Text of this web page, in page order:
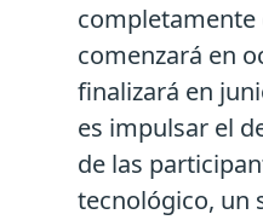
comenzará en
finalizará en
es impulsar el
de las
tecnológico, un